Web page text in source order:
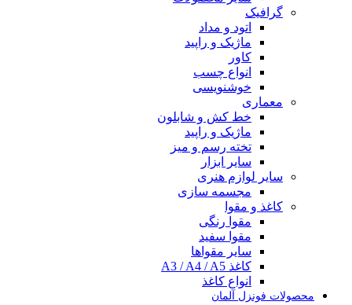
گرافیک
اتود و مداد
ماژیک و راپید
کاور
انواع چسب
خوشنویسی
معماری
خط کش و شابلون
ماژیک و راپید
تخته رسم و میز
سایر ابزار
سایر لوازم هنری
مجسمه سازی
کاغذ و مقوا
مقوا رنگی
مقوا سفید
سایر مقواها
کاغذ A3 / A4 / A5
انواع کاغذ
محصولات فونزل آلمان